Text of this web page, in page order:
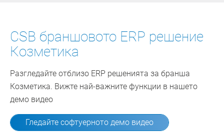
CSB браншовото ERP решение
Козметика
Разгледайте отблизо ERP решенията за бранша
Козметика. Вижте най-важните функции в нашето
демо видео
Гледайте софтуерното демо видео